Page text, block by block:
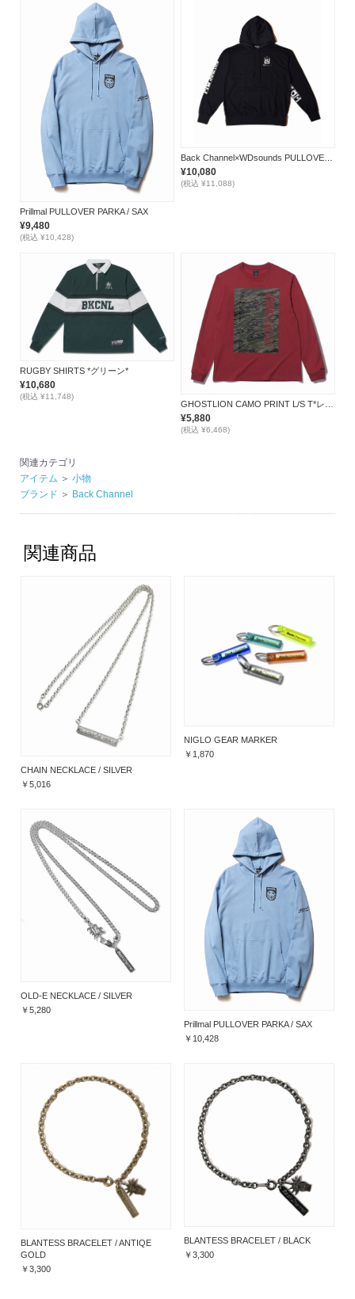
Prillmal PULLOVER PARKA / SAX
¥9,480
(税込 ¥10,428)
¥10,080
(税込 ¥11,088)
RUGBY SHIRTS *グリーン*
¥10,680
(税込 ¥11,748)
¥5,880
(税込 ¥6,468)
関連カテゴリ
アイテム ＞ 小物
ブランド ＞ Back Channel
関連商品
CHAIN NECKLACE / SILVER
￥5,016
NIGLO GEAR MARKER
￥1,870
OLD-E NECKLACE / SILVER
￥5,280
Prillmal PULLOVER PARKA / SAX
￥10,428
BLANTESS BRACELET / ANTIQE
GOLD
￥3,300
BLANTESS BRACELET / BLACK
￥3,300